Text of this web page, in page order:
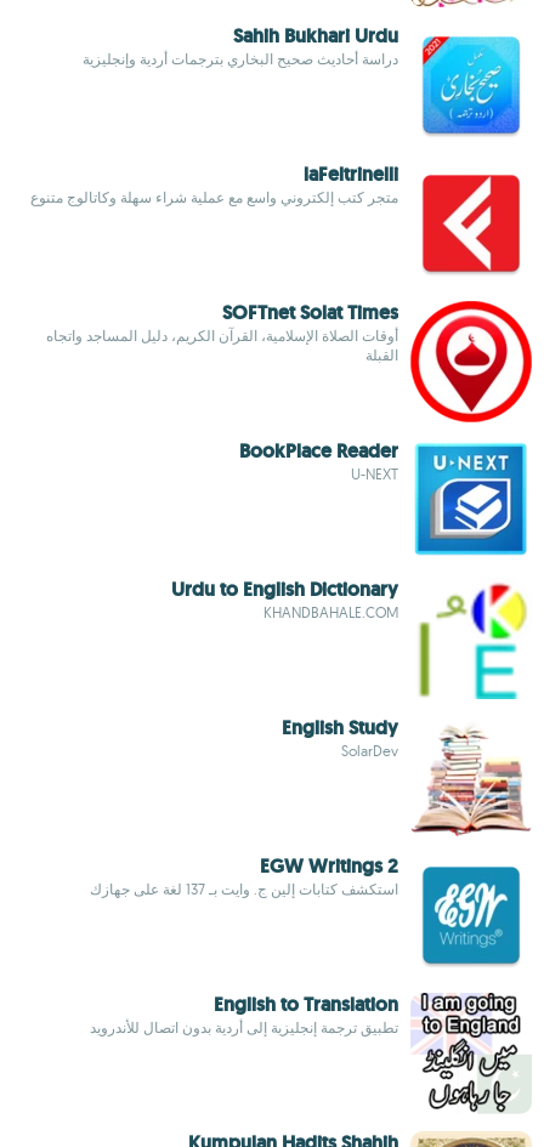
Sahih Bukhari Urdu
دراسة أحاديث صحيح البخاري بترجمات أردية وإنجليزية
laFeltrinelli
متجر كتب إلكتروني واسع مع عملية شراء سهلة وكاتالوج متنوع
SOFTnet Solat Times
أوقات الصلاة الإسلامية، القرآن الكريم، دليل المساجد واتجاه
القبلة
BookPlace Reader
U-NEXT
Urdu to English Dictionary
KHANDBAHALE.COM
English Study
SolarDev
EGW Writings 2
استكشف كتابات إلين ج. وايت بـ 137 لغة على جهازك
English to Translation
تطبيق ترجمة إنجليزية إلى أردية بدون اتصال للأندرويد